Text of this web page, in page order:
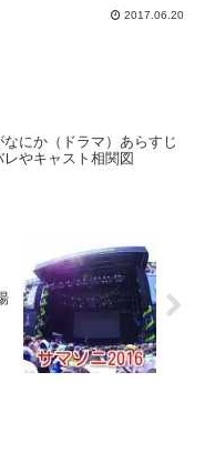
2017.06.20
にか（ドラマ）あらすじ
やキャスト相関図